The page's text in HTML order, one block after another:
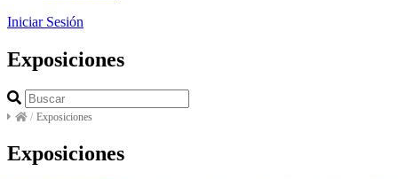
Iniciar Sesión
Exposiciones
/ Exposiciones
Exposiciones